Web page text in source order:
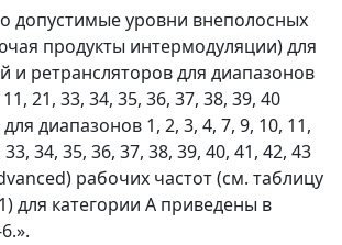
допустимые уровни внеполосных
продукты интермодуляции) для
и ретрансляторов для диапазонов
21, 33, 34, 35, 36, 37, 38, 39, 40
диапазонов 1, 2, 3, 4, 7, 9, 10, 11,
34, 35, 36, 37, 38, 39, 40, 41, 42, 43
рабочих частот (см. таблицу
для категории А приведены в